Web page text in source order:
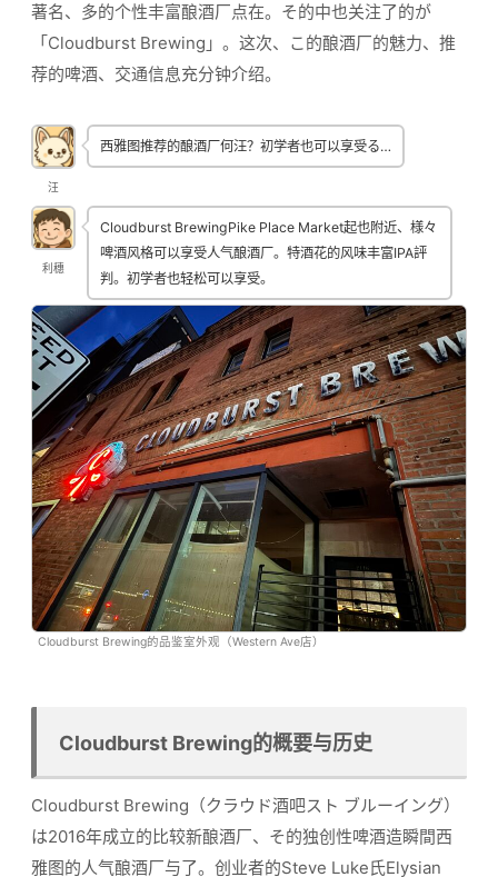
著名、多的个性丰富酿酒厂点在。そ的中也关注了的が
「Cloudburst Brewing」。这次、こ的酿酒厂的魅力、推
荐的啤酒、交通信息充分钟介绍。
汪
西雅图推荐的酿酒厂何汪？初学者也可以享受る…
利穗
Cloudburst BrewingPike Place Market起也附近、様々
啤酒风格可以享受人气酿酒厂。特酒花的风味丰富IPA評
判。初学者也轻松可以享受。
Cloudburst Brewing的品鉴室外观（Western Ave店）
Cloudburst Brewing的概要与历史
Cloudburst Brewing（クラウド酒吧スト ブルーイング）
は2016年成立的比较新酿酒厂、そ的独创性啤酒造瞬間西
雅图的人气酿酒厂与了。创业者的Steve Luke氏Elysian